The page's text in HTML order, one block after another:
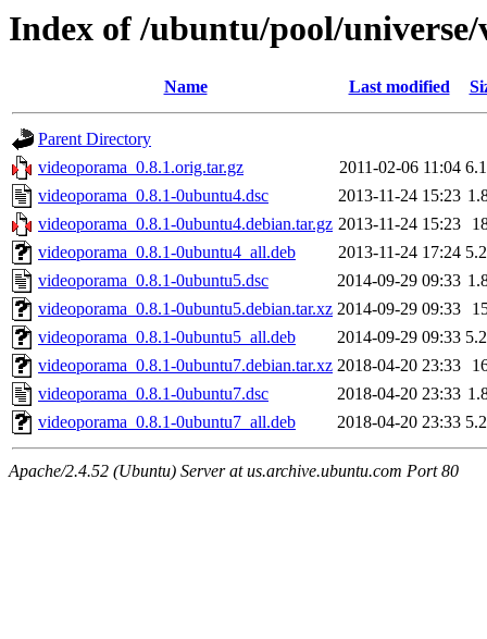
Index of /ubuntu/pool/
Name Last modified
Parent Directory
videoporama_0.8.1.orig.tar.gz
2011-02-06 11:04
videoporama_0.8.1-0ubuntu4.dsc
2013-11-24 15:23
videoporama_0.8.1-0ubuntu4.debian.tar.gz 2013-11-24 15:23
videoporama_0.8.1-0ubuntu4_all.deb
2013-11-24 17:24
videoporama_0.8.1-0ubuntu5.dsc
2014-09-29 09:33
videoporama_0.8.1-0ubuntu5.debian.tar.xz 2014-09-29 09:33
videoporama_0.8.1-0ubuntu5_all.deb
2014-09-29 09:33
videoporama_0.8.1-0ubuntu7.debian.tar.xz 2018-04-20 23:33
videoporama_0.8.1-0ubuntu7.dsc
2018-04-20 23:33
videoporama_0.8.1-0ubuntu7_all.deb
2018-04-20 23:33
Apache/2.4.52 (Ubuntu) Server at us.archive.ubuntu.com Port 80